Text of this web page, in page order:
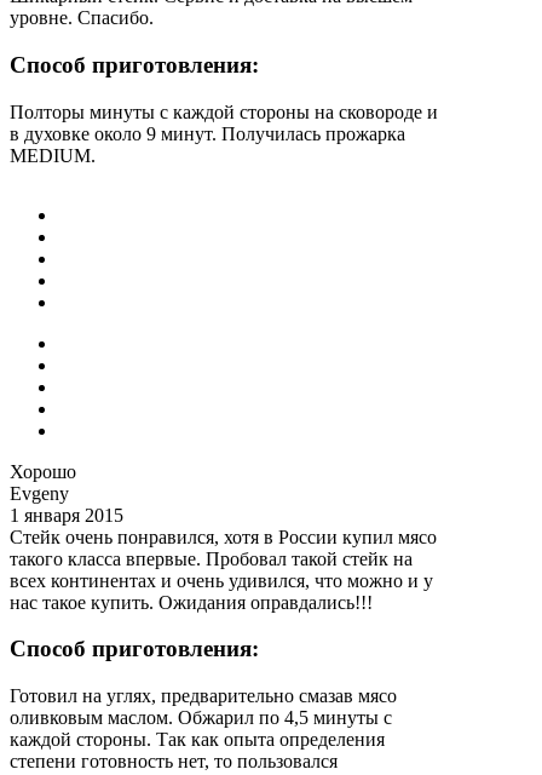
уровне. Спасибо.
Способ приготовления:
Полторы минуты с каждой стороны на сковороде и
в духовке около 9 минут. Получилась прожарка
MEDIUM.
Хорошо
Evgeny
1 января 2015
Стейк очень понравился, хотя в России купил мясо
такого класса впервые. Пробовал такой стейк на
всех континентах и очень удивился, что можно и у
нас такое купить. Ожидания оправдались!!!
Способ приготовления:
Готовил на углях, предварительно смазав мясо
оливковым маслом. Обжарил по 4,5 минуты с
каждой стороны. Так как опыта определения
степени готовность нет, то пользовался